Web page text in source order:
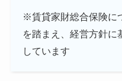
※賃貸家財総合保険に
を踏まえ、経営方針に
しています